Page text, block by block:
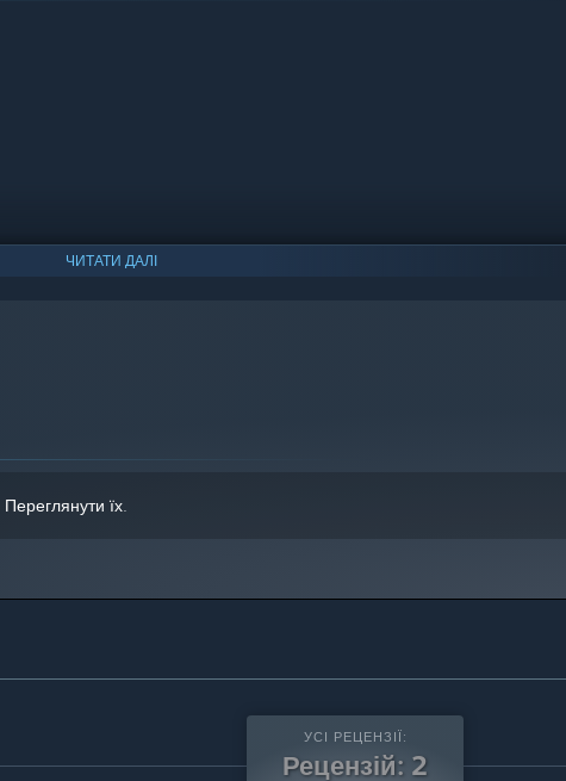
ЧИТАТИ ДАЛІ
Переглянути їх.
УСІ РЕЦЕНЗІЇ:
Рецензій: 2